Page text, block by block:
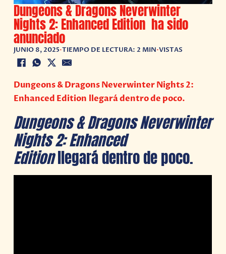
Dungeons & Dragons Neverwinter
Nights 2: Enhanced Edition ha sido
anunciado
JUNIO 8, 2025•TIEMPO DE LECTURA: 2 MIN•VISTAS
Dungeons & Dragons Neverwinter Nights 2:
Enhanced Edition llegará dentro de poco.
Dungeons & Dragons Neverwinter
Nights 2: Enhanced
Editionllegará dentro de poco.